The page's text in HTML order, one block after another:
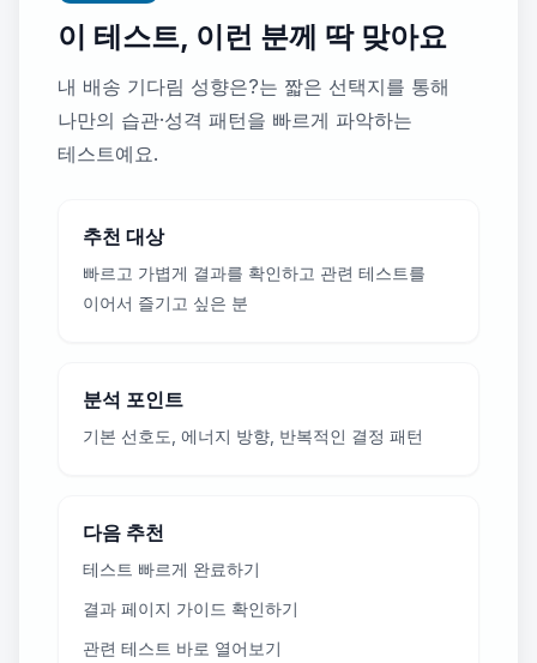
이 테스트, 이런 분께 딱 맞아요
내 배송 기다림 성향은?는 짧은 선택지를 통해
나만의 습관·성격 패턴을 빠르게 파악하는
테스트예요.
추천 대상
빠르고 가볍게 결과를 확인하고 관련 테스트를
이어서 즐기고 싶은 분
분석 포인트
기본 선호도, 에너지 방향, 반복적인 결정 패턴
다음 추천
테스트 빠르게 완료하기
결과 페이지 가이드 확인하기
관련 테스트 바로 열어보기